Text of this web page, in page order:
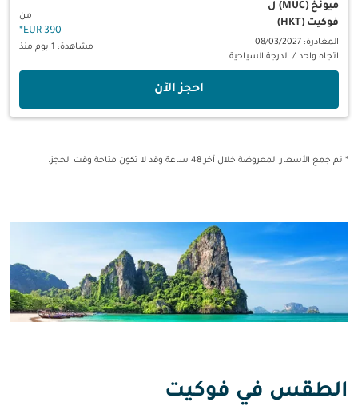
ميونخ (MUC)
ل
فوكيت (HKT)
المغادرة: 08/03/2027
اتجاه واحد / الدرجة السياحية
من
390 EUR
*
مشاهدة: 1 يوم منذ
‫احجز الآن‬
* تم جمع الأسعار المعروضة خلال آخر 48 ساعة وقد لا تكون متاحة وقت الحجز.
الطقس في فوكيت